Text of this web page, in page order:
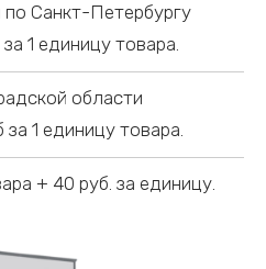
Санкт-Петербургу
1 единицу товара.
области
1 единицу товара.
+ 40 руб. за единицу.